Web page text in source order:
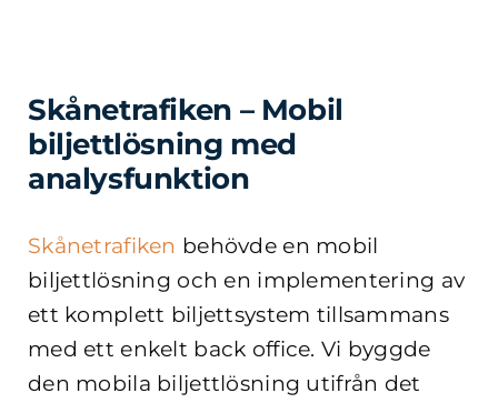
Skånetrafiken – Mobil
biljettlösning med
analysfunktion
Skånetrafiken behövde en mobil
biljettlösning och en implementering av
ett komplett biljettsystem tillsammans
med ett enkelt back office. Vi byggde
den mobila biljettlösning utifrån det